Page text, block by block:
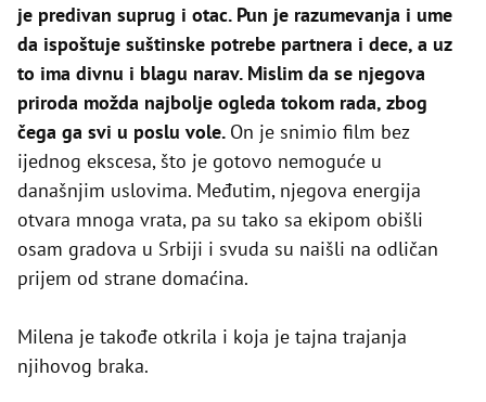
je predivan suprug i otac. Pun je razumevanja i ume
da ispoštuje suštinske potrebe partnera i dece, a uz
to ima divnu i blagu narav. Mislim da se njegova
priroda možda najbolje ogleda tokom rada, zbog
čega ga svi u poslu vole. On je snimio film bez
ijednog ekscesa, što je gotovo nemoguće u
današnjim uslovima. Međutim, njegova energija
otvara mnoga vrata, pa su tako sa ekipom obišli
osam gradova u Srbiji i svuda su naišli na odličan
prijem od strane domaćina.
Milena je takođe otkrila i koja je tajna trajanja
njihovog braka.